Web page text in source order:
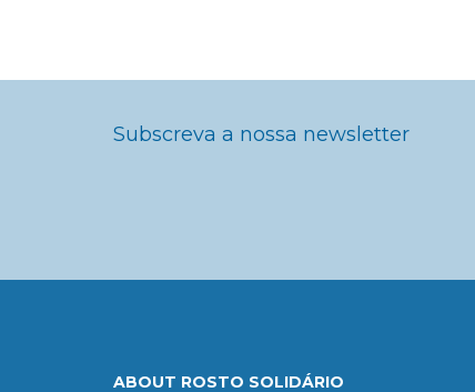
Subscreva a nossa newsletter
ABOUT ROSTO SOLIDÁRIO